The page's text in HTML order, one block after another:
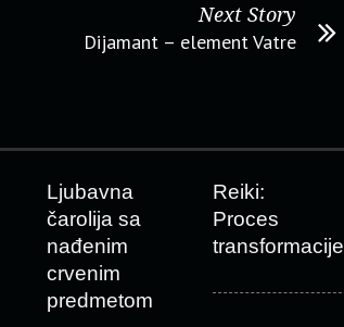
Next Story
Dijamant – element Vatre
Ljubavna
čarolija sa
nađenim
crvenim
predmetom
Reiki:
Proces
transformacije